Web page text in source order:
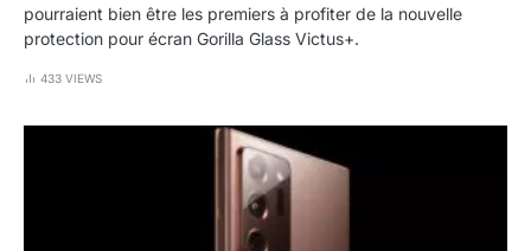
pourraient bien être les premiers à profiter de la nouvelle
protection pour écran Gorilla Glass Victus+.
433 VIEWS